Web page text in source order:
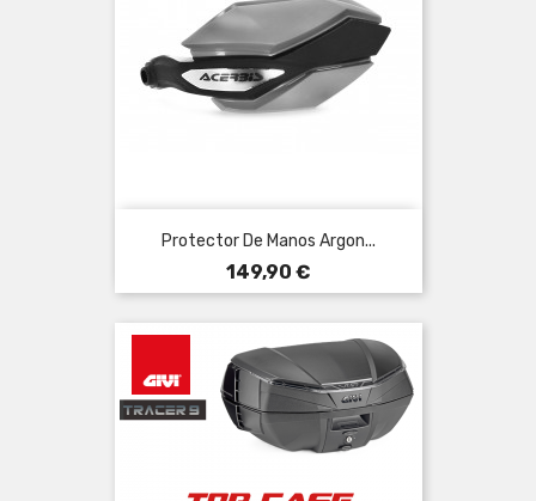
Protector De Manos Argon...
Precio
149,90 €